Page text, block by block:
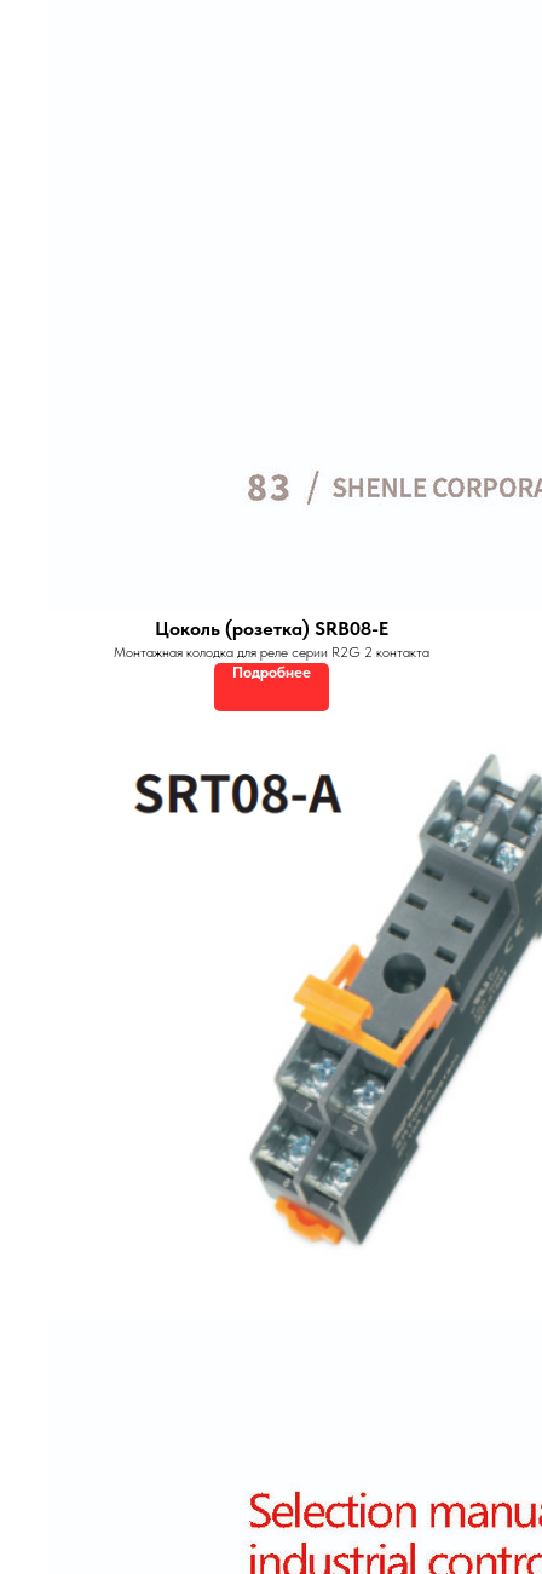
Цоколь (розетка) SRB08-E
Монтажная колодка для реле серии R2G 2 контакта
Подробнее